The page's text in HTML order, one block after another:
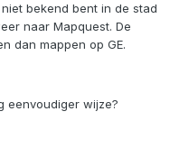
bekend bent in de stad
naar Mapquest. De
dan mappen op GE.
eenvoudiger wijze?